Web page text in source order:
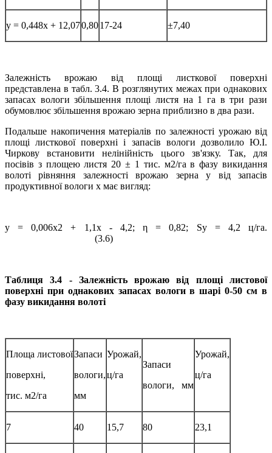
y = 0,448x + 12,070,8017-24 ±7,40
Залежність врожаю від площі листкової поверхні
представлена в табл. 3.4. В розглянутих межах при однакових
запасах вологи збільшення площі листя на 1 га в три рази
обумовлює збільшення врожаю зерна приблизно в два рази.
Подальше накопичення матеріалів по залежності урожаю від
площі листкової поверхні і запасів вологи дозволило Ю.І.
Чиркову встановити нелінійність цього зв'язку. Так, для
посівів з площею листя 20 ± 1 тис. м2/га в фазу викидання
волоті рівняння залежності врожаю зерна у від запасів
продуктивної вологи х має вигляд:
у = 0,006х2 + 1,1x - 4,2; η = 0,82; Sу = 4,2 ц/га.
(3.6)
Таблиця 3.4 - Залежність врожаю від площі листової
поверхні при однакових запасах вологи в шарі 0-50 см в
фазу викидання волоті
Площа листової
поверхні,
тис. м2/га
Запаси
вологи,
мм
Урожай,
ц/га
Запаси
вологи, мм
Урожай,
ц/га
7 40 15,7 80 23,1